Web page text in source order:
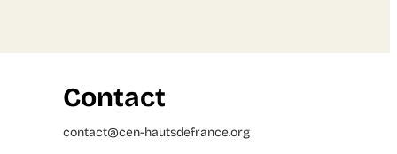
Contact
contact@cen-hautsdefrance.org